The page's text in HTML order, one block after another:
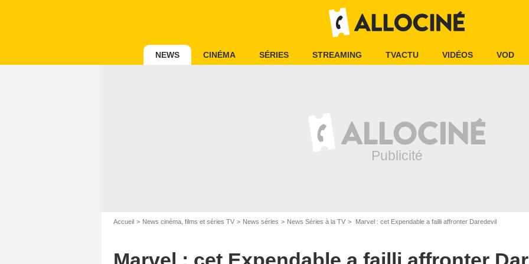
NEWS CINÉMA SÉRIES STREAMING TVACTU VIDÉOS VOD
Accueil News cinéma, films et séries TV News séries News Séries à la TV Marvel : cet Expendable a failli affronter Daredevil